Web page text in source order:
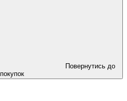
Повернутись до
покупок